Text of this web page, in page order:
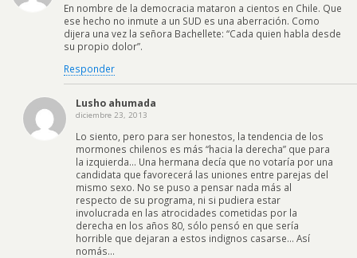
En nombre de la democracia mataron a cientos en Chile. Que
ese hecho no inmute a un SUD es una aberración. Como
dijera una vez la señora Bachellete: “Cada quien habla desde
su propio dolor”.
Responder
Lusho ahumada
diciembre 23, 2013
Lo siento, pero para ser honestos, la tendencia de los
mormones chilenos es más “hacia la derecha” que para
la izquierda… Una hermana decía que no votaría por una
candidata que favorecerá las uniones entre parejas del
mismo sexo. No se puso a pensar nada más al
respecto de su programa, ni si pudiera estar
involucrada en las atrocidades cometidas por la
derecha en los años 80, sólo pensó en que sería
horrible que dejaran a estos indignos casarse… Así
nomás…